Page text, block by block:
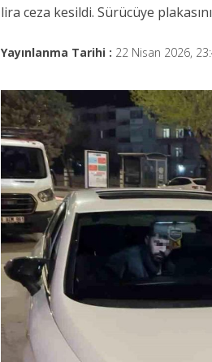
lira ceza kesildi. Sürücüye
Yayınlanma Tarihi : 22 Nisan 2026,